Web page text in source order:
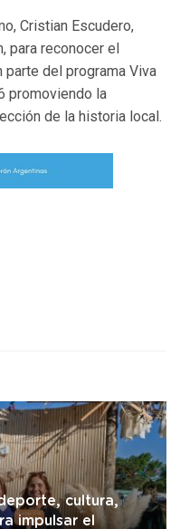
Cristian Escudero,
para reconocer el
del programa Viva
promoviendo la
de la historia local.
cultura,
impulsar el